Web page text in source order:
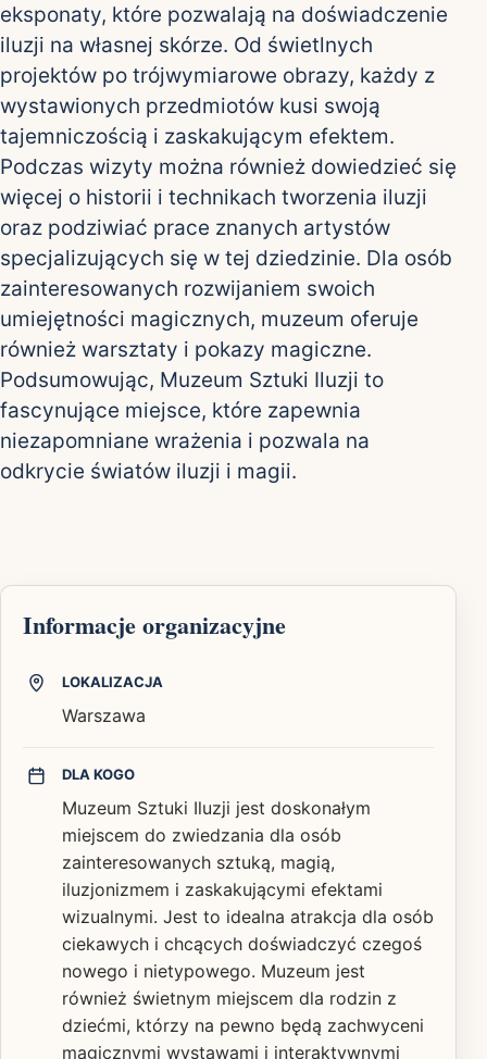
eksponaty, które pozwalają na doświadczenie
iluzji na własnej skórze. Od świetlnych
projektów po trójwymiarowe obrazy, każdy z
wystawionych przedmiotów kusi swoją
tajemniczością i zaskakującym efektem.
Podczas wizyty można również dowiedzieć się
więcej o historii i technikach tworzenia iluzji
oraz podziwiać prace znanych artystów
specjalizujących się w tej dziedzinie. Dla osób
zainteresowanych rozwijaniem swoich
umiejętności magicznych, muzeum oferuje
również warsztaty i pokazy magiczne.
Podsumowując, Muzeum Sztuki Iluzji to
fascynujące miejsce, które zapewnia
niezapomniane wrażenia i pozwala na
odkrycie światów iluzji i magii.
Informacje organizacyjne
LOKALIZACJA
Warszawa
DLA KOGO
Muzeum Sztuki Iluzji jest doskonałym
miejscem do zwiedzania dla osób
zainteresowanych sztuką, magią,
iluzjonizmem i zaskakującymi efektami
wizualnymi. Jest to idealna atrakcja dla osób
ciekawych i chcących doświadczyć czegoś
nowego i nietypowego. Muzeum jest
również świetnym miejscem dla rodzin z
dziećmi, którzy na pewno będą zachwyceni
magicznymi wystawami i interaktywnymi